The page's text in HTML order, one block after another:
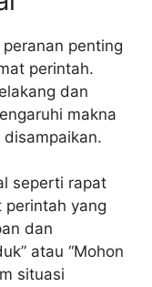
penting
perintah.
dan
makna
seperti rapat
perintah yang
dan
atau “Mohon
situasi